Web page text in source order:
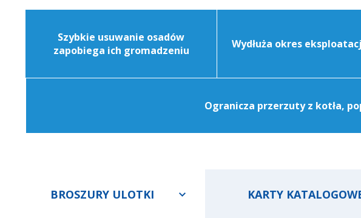
Szybkie usuwanie osadów
zapobiega ich gromadzeniu
Wydłuża okres
Ogranicza przerzuty z kotła,
BROSZURY ULOTKI KARTY